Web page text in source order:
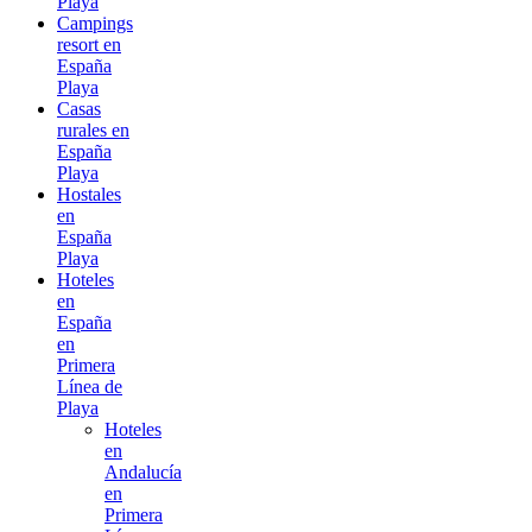
Campings
resort en
España
Playa
Casas
rurales en
España
Playa
Hostales
en
España
Playa
Hoteles
en
España
en
Primera
Línea de
Playa
Hoteles
en
Andalucía
en
Primera